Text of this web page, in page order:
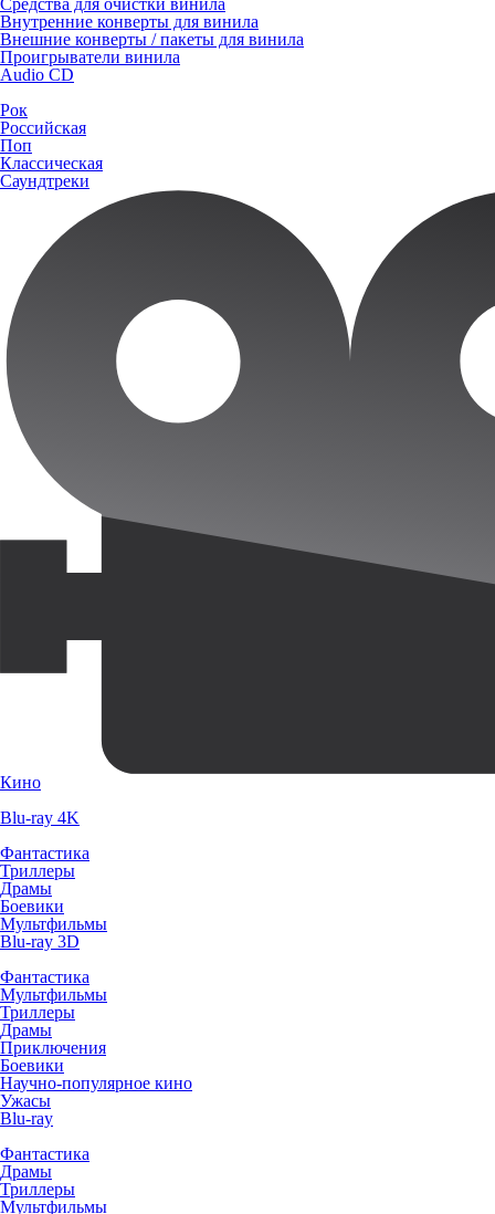
Внутренние конверты для винила
Внешние конверты / пакеты для винила
Проигрыватели винила
Audio CD
Рок
Российская
Поп
Классическая
Саундтреки
Кино
Blu-ray 4K
Фантастика
Триллеры
Драмы
Боевики
Мультфильмы
Blu-ray 3D
Фантастика
Мультфильмы
Триллеры
Драмы
Приключения
Боевики
Научно-популярное кино
Ужасы
Blu-ray
Фантастика
Драмы
Триллеры
Мультфильмы